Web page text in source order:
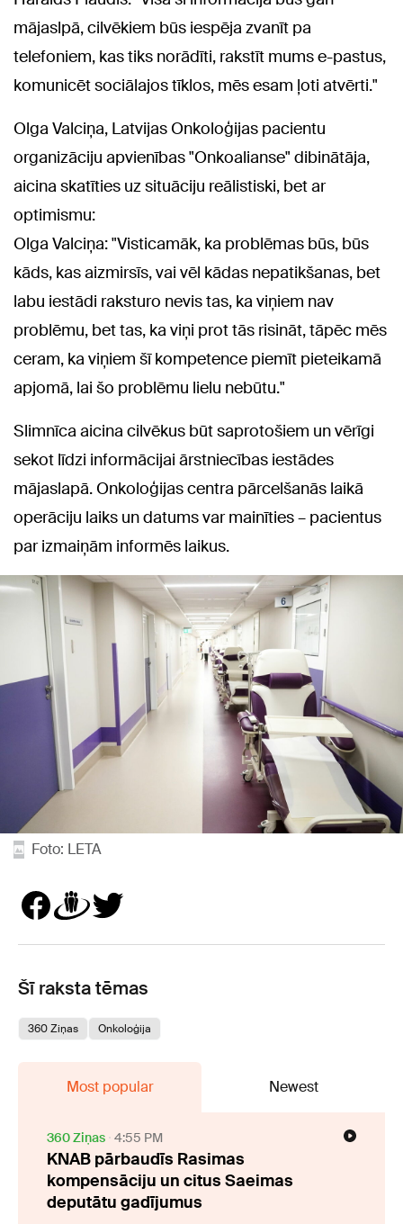
mājaslpā, cilvēkiem būs iespēja zvanīt pa
telefoniem, kas tiks norādīti, rakstīt mums e-pastus,
komunicēt sociālajos tīklos, mēs esam ļoti atvērti."
Olga Valciņa, Latvijas Onkoloģijas pacientu
organizāciju apvienības "Onkoalianse" dibinātāja,
aicina skatīties uz situāciju reālistiski, bet ar
optimismu:
Olga Valciņa: "Visticamāk, ka problēmas būs, būs
kāds, kas aizmirsīs, vai vēl kādas nepatikšanas, bet
labu iestādi raksturo nevis tas, ka viņiem nav
problēmu, bet tas, ka viņi prot tās risināt, tāpēc mēs
ceram, ka viņiem šī kompetence piemīt pieteikamā
apjomā, lai šo problēmu lielu nebūtu."
Slimnīca aicina cilvēkus būt saprotošiem un vērīgi
sekot līdzi informācijai ārstniecības iestādes
mājaslapā. Onkoloģijas centra pārcelšanās laikā
operāciju laiks un datums var mainīties – pacientus
par izmaiņām informēs laikus.
Foto: LETA
Šī raksta tēmas
360 Ziņas Onkoloģija
Most popular Newest
360 Ziņas 4:55 PM
KNAB pārbaudīs Rasimas
kompensāciju un citus Saeimas
deputātu gadījumus